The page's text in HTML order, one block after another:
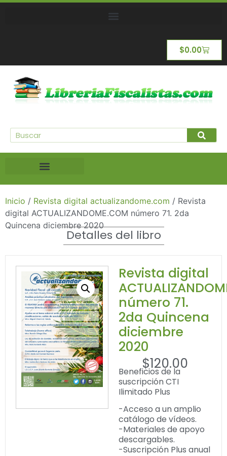
$0.00
Inicio / Revista digital actualizandome.com / Revista
digital ACTUALIZANDOME.COM número 71. 2da
Quincena diciembre 2020
Detalles del libro
Revista digital
número 71.
2da Quincena
diciembre
2020
$120.00
Beneficios de la
suscripción CTI
Ilimitado Plus
-Acceso a un amplio
catálogo de vídeos.
-Materiales de apoyo
descargables.
-Suscripción Plus anual